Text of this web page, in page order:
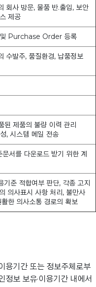
회사 방문, 물품 반.출입, 보안
제공
및 Purchase Order 등록
수발주, 품질환경, 납품정보
제품의 불량 이력 관리
, 시스템 메일 전송
서를 다운로드 받기 위한 계
기준 적합여부 판단, 각종 고지
의사표시 사항 처리, 불만사
한 의사소통 경로의 확보
용기간 또는 정보주체로부
보 보유·이용기간 내에서